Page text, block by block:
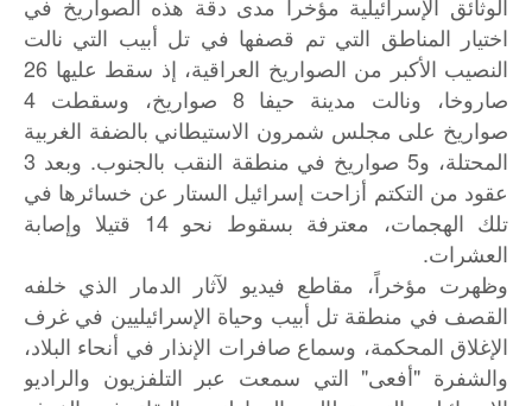
اختيار المناطق التي تم قصفها في تل أبيب التي نالت
النصيب الأكبر من الصواريخ العراقية، إذ سقط عليها 26
صاروخا، ونالت مدينة حيفا 8 صواريخ، وسقطت 4
صواريخ على مجلس شمرون الاستيطاني بالضفة الغربية
المحتلة، و5 صواريخ في منطقة النقب بالجنوب. وبعد 3
عقود من التكتم أزاحت إسرائيل الستار عن خسائرها في
تلك الهجمات، معترفة بسقوط نحو 14 قتيلا وإصابة
العشرات.
وظهرت مؤخراً، مقاطع فيديو لآثار الدمار الذي خلفه
القصف في منطقة تل أبيب وحياة الإسرائيليين في غرف
الإغلاق المحكمة، وسماع صافرات الإنذار في أنحاء البلاد،
والشفرة "أفعى" التي سمعت عبر التلفزيون والراديو